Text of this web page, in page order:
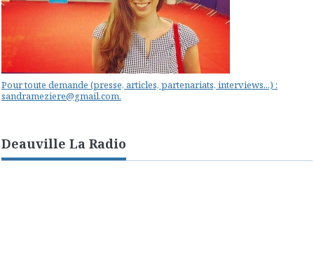
Pour toute demande (presse, articles, partenariats, interviews...) :
sandrameziere@gmail.com.
Deauville La Radio